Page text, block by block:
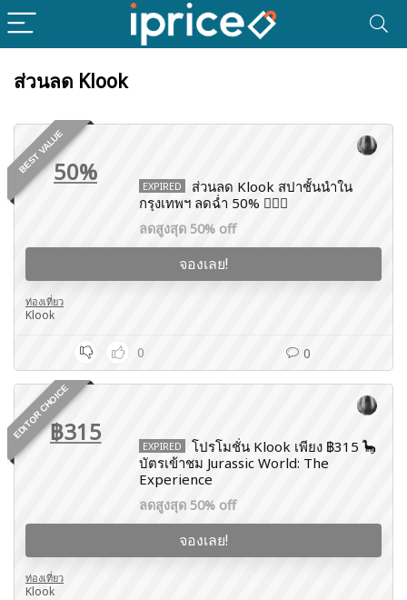
ส่วนลด Klook
BEST VALUE50% EXPIRED
ส่วนลด Klook สปาชั้นนำใน
กรุงเทพฯ ลดฉ่ำ 50% 💆🏻‍♀️
ลดสูงสุด 50% off
จองเลย!
ท่องเที่ยว
Klook
0 0
EDITOR CHOICE฿315 EXPIRED
โปรโมชั่น Klook เพียง ฿315 🦕
บัตรเข้าชม Jurassic World: The
Experience
ลดสูงสุด 50% off
จองเลย!
ท่องเที่ยว
Klook